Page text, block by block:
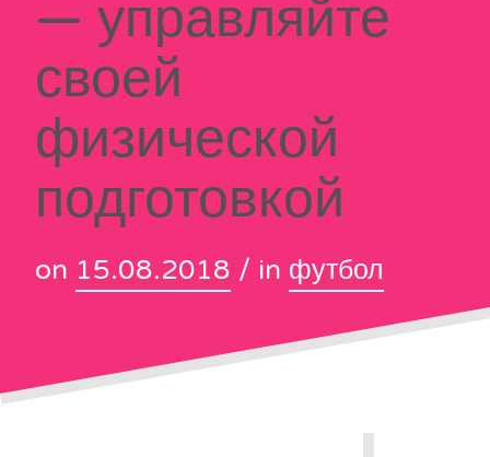
— управляйте
своей
физической
подготовкой
on 15.08.2018 / in футбол